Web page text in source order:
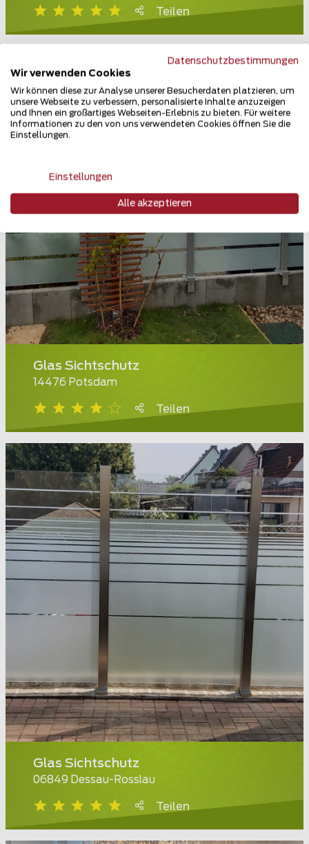
Teilen
Glas Sichtschutz
14476 Potsdam
Teilen
Glas Sichtschutz
06849 Dessau-Rosslau
Teilen
Datenschutzbestimmungen
Wir verwenden Cookies
Wir können diese zur Analyse unserer Besucherdaten platzieren, um
unsere Webseite zu verbessern, personalisierte Inhalte anzuzeigen
und Ihnen ein großartiges Webseiten-Erlebnis zu bieten. Für weitere
Informationen zu den von uns verwendeten Cookies öffnen Sie die
Einstellungen.
Einstellungen
Alle akzeptieren